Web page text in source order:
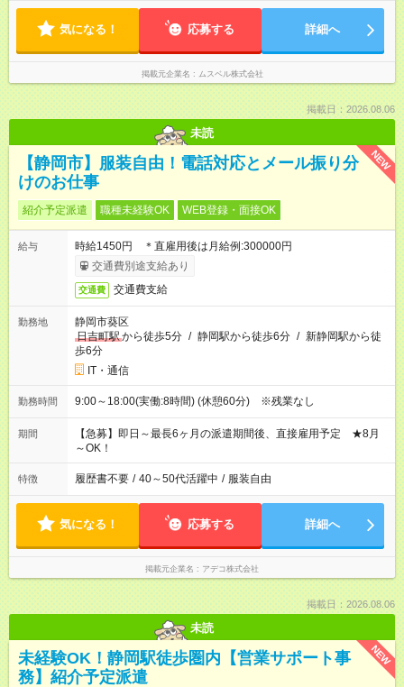
間3ヶ月になります。
（希望シフト制） ◎原則定時退社／残業はほとんどありませ
気になる！ 応募する 詳細へ
掲載元企業名 ムスベル株式会社
掲載日：2026.08.06
未読
NEW
【静岡市】服装自由！電話対応とメール振り分
けのお仕事
紹介予定派遣 職種未経験OK WEB登録・面接OK
給与
時給1450円 ＊直雇用後は月給例:300000円
交通費別途支給あり
交通費 交通費支給
勤務地
静岡市葵区
日吉町駅から徒歩5分 / 静岡駅から徒歩6分 / 新静岡駅から徒
歩6分
IT・通信
勤務時間 9:00～18:00(実働:8時間) (休憩60分) ※残業なし
期間
【急募】即日～最長6ヶ月の派遣期間後、直接雇用予定 ★8月
～OK！
特徴 履歴書不要 / 40～50代活躍中 / 服装自由
気になる！ 応募する 詳細へ
掲載元企業名 アデコ株式会社
掲載日：2026.08.06
未読
NEW
未経験OK！静岡駅徒歩圏内【営業サポート事
務】紹介予定派遣